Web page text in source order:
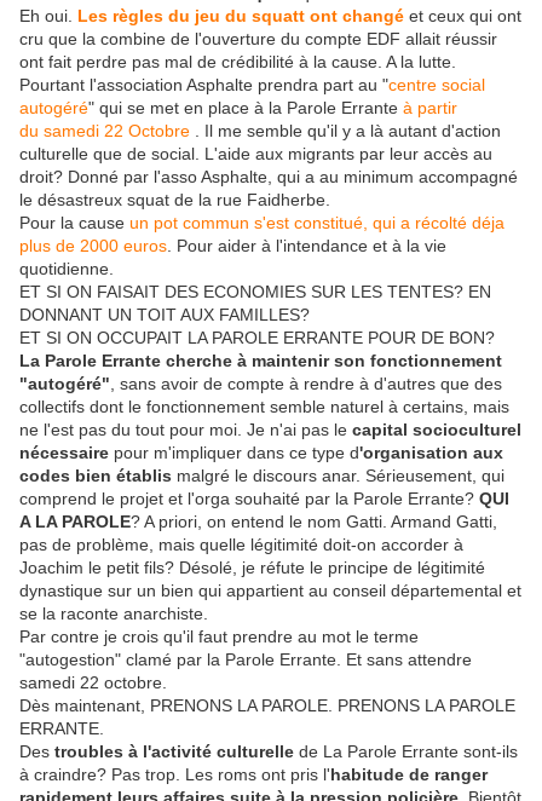
Eh oui. Les règles du jeu du squatt ont changé et ceux qui ont
cru que la combine de l'ouverture du compte EDF allait réussir
ont fait perdre pas mal de crédibilité à la cause. A la lutte.
Pourtant l'association Asphalte prendra part au "centre social
autogéré" qui se met en place à la Parole Errante à partir
du samedi 22 Octobre . Il me semble qu'il y a là autant d'action
culturelle que de social. L'aide aux migrants par leur accès au
droit? Donné par l'asso Asphalte, qui a au minimum accompagné
le désastreux squat de la rue Faidherbe.
Pour la cause un pot commun s'est constitué, qui a récolté déja
plus de 2000 euros . Pour aider à l'intendance et à la vie
quotidienne.
ET SI ON FAISAIT DES ECONOMIES SUR LES TENTES? EN
DONNANT UN TOIT AUX FAMILLES?
ET SI ON OCCUPAIT LA PAROLE ERRANTE POUR DE BON?
La Parole Errante cherche à maintenir son fonctionnement
"autogéré" , sans avoir de compte à rendre à d'autres que des
collectifs dont le fonctionnement semble naturel à certains, mais
ne l'est pas du tout pour moi. Je n'ai pas le capital socioculturel
nécessaire pour m'impliquer dans ce type d'organisation aux
codes bien établis malgré le discours anar. Sérieusement, qui
comprend le projet et l'orga souhaité par la Parole Errante? QUI
A LA PAROLE? A priori, on entend le nom Gatti. Armand Gatti,
pas de problème, mais quelle légitimité doit-on accorder à
Joachim le petit fils? Désolé, je réfute le principe de légitimité
dynastique sur un bien qui appartient au conseil départemental et
se la raconte anarchiste.
Par contre je crois qu'il faut prendre au mot le terme
"autogestion" clamé par la Parole Errante. Et sans attendre
samedi 22 octobre.
Dès maintenant, PRENONS LA PAROLE. PRENONS LA PAROLE
ERRANTE.
Des troubles à l'activité culturelle de La Parole Errante sont-ils
à craindre? Pas trop. Les roms ont pris l'habitude de ranger